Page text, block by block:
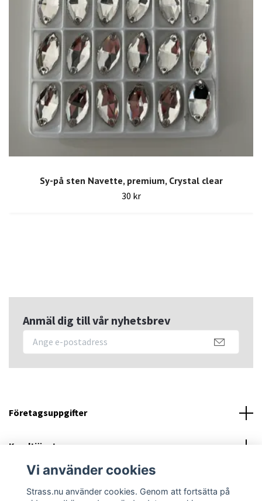
Sy-på sten Navette, premium, Crystal clear
30 kr
Anmäl dig till vår nyhetsbrev
Företagsuppgifter
Kundtjänst
Vi använder cookies
Strass.nu använder cookies. Genom att fortsätta på